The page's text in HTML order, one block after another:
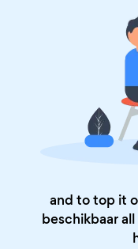
and to top it
beschikbaar